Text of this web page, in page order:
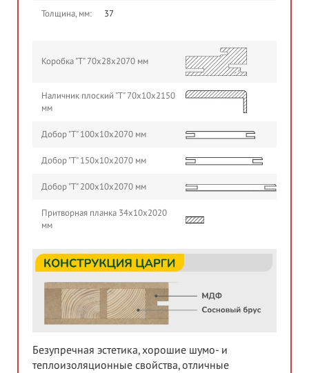
Толщина, мм: 37
Коробка "Т" 70х28х2070 мм
Наличник плоский "Т" 70х10х2150
мм
Добор "Т" 100х10х2070 мм
Добор "Т" 150х10х2070 мм
Добор "Т" 200х10х2070 мм
Притворная планка 34х10х2020
мм
Безупречная эстетика, хорошие шумо- и
теплоизоляционные свойства, отличные